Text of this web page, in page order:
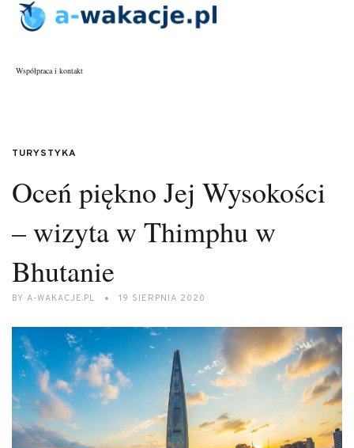
Współpraca i kontakt
TURYSTYKA
Oceń piękno Jej Wysokości
– wizyta w Thimphu w
Bhutanie
BY A-WAKACJE.PL 19 SIERPNIA 2020